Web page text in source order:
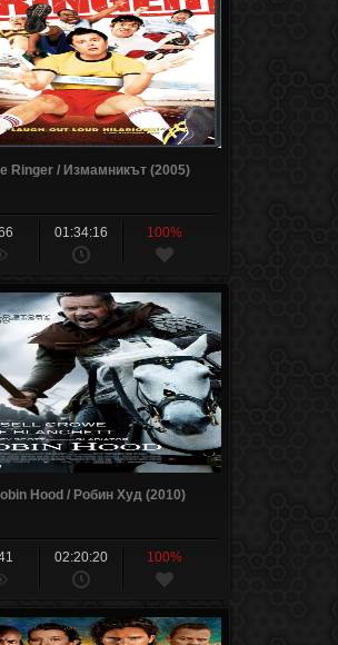
Ringer / Измамникът (2005)
01:34:16 100%
Hood / Робин Худ (2010)
02:20:20 100%